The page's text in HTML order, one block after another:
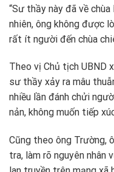
“Sư thầy này đã về chùa
nhiên, ông không được
rất ít người đến chùa
Theo vị Chủ tịch UBND
sư thầy xảy ra mâu
nhiều lần đánh chửi
nản, không muốn tiếp
Cũng theo ông Trường,
tra, làm rõ nguyên nhân